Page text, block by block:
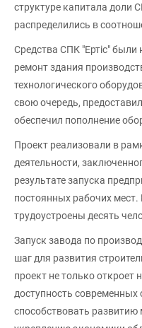
структуре капитала доли
распределились в
Средства СПК "Ертіс"
ремонт здания
технологического
свою очередь,
обеспечил пополнение
Проект реализовали в
деятельности,
результате запуска
постоянных рабочих
трудоустроены десять
Запуск завода по
шаг для развития
проект не только откроет
доступность современных
способствовать развитию